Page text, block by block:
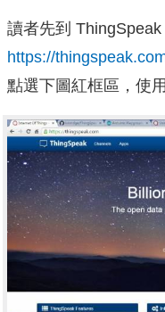
讀者先到
https://
點選下圖紅框區，使